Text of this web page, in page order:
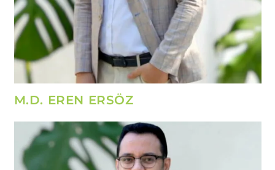
M.D. EREN ERSÖZ